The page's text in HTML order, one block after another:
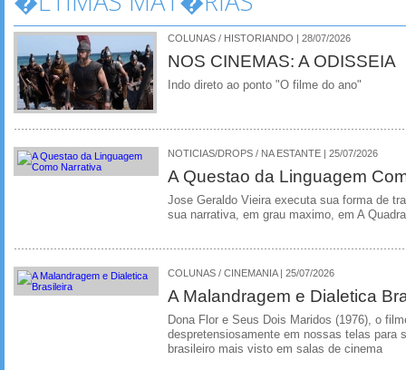
COLUNAS / HISTORIANDO | 28/07/2026
NOS CINEMAS: A ODISSEIA
Indo direto ao ponto "O filme do ano"
NOTICIAS/DROPS / NA ESTANTE | 25/07/2026
A Questao da Linguagem
Jose Geraldo Vieira executa sua forma de
sua narrativa, em grau maximo, em A
COLUNAS / CINEMANIA | 25/07/2026
A Malandragem e Dialetica
Dona Flor e Seus Dois Maridos (1976), o
despretensiosamente em nossas telas para
brasileiro mais visto em salas de cinema